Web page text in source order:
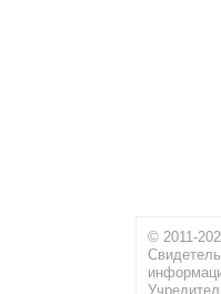
© 2011-